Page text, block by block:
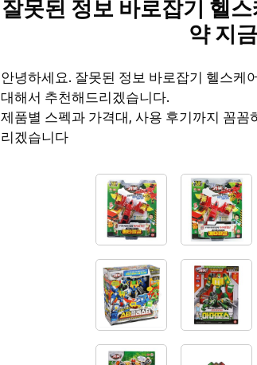
잘못된 정보 바로잡기 헬
약 지
안녕하세요. 잘못된 정보 바로잡기 헬스케
대해서 추천해드리겠습니다.
제품별 스펙과 가격대, 사용 후기까지 꼼
리겠습니다